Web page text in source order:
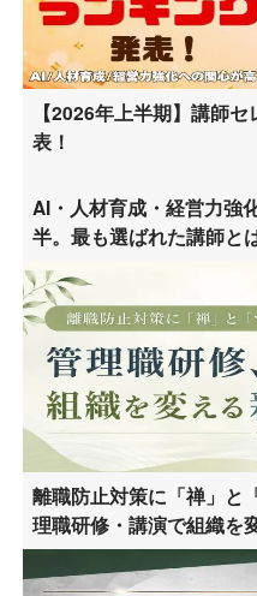
【2026年上半期】講師
表！
AI・人材育成・経営力強
半。最も選ばれた講師と
離職防止対策に「禅」
理職研修・講演で組織を